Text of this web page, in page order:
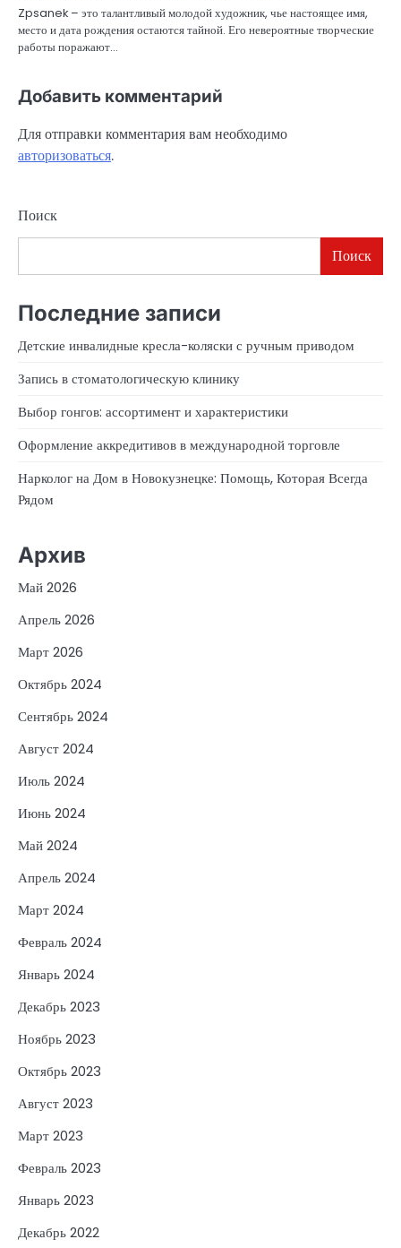
Zpsanek – это талантливый молодой художник, чье настоящее имя,
место и дата рождения остаются тайной. Его невероятные творческие
работы поражают…
Добавить комментарий
Для отправки комментария вам необходимо
авторизоваться.
Поиск
Поиск
Последние записи
Детские инвалидные кресла-коляски с ручным приводом
Запись в стоматологическую клинику
Выбор гонгов: ассортимент и характеристики
Оформление аккредитивов в международной торговле
Нарколог на Дом в Новокузнецке: Помощь, Которая Всегда
Рядом
Архив
Май 2026
Апрель 2026
Март 2026
Октябрь 2024
Сентябрь 2024
Август 2024
Июль 2024
Июнь 2024
Май 2024
Апрель 2024
Март 2024
Февраль 2024
Январь 2024
Декабрь 2023
Ноябрь 2023
Октябрь 2023
Август 2023
Март 2023
Февраль 2023
Январь 2023
Декабрь 2022